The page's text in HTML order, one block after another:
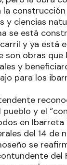
la
y ciencias
se está
y ya está
son obras que
y
para los
y el
en Ibarreta
del 14 de
se
del